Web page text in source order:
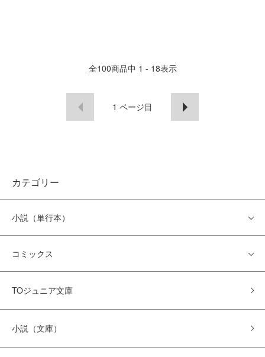
全100商品中 1 - 18表示
1 ページ目
カテゴリー
小説（単行本）
コミックス
TOジュニア文庫
小説（文庫）